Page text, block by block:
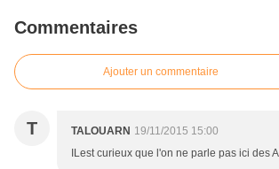
Commentaires
Ajouter un commentaire
T TALOUARN 19/11/2015 15:00
ILest curieux que l'on ne parle pas ici des